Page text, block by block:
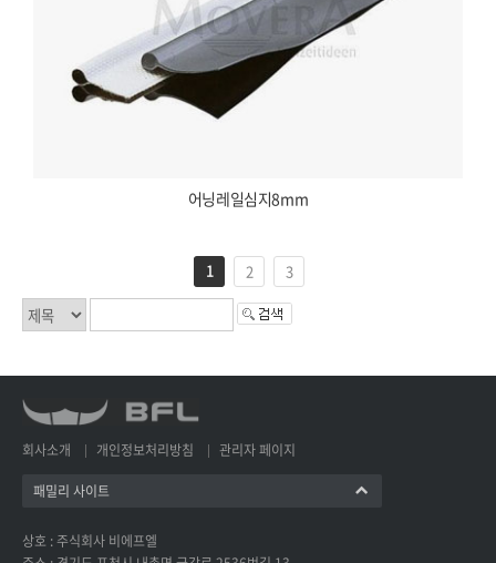
어닝레일심지8mm
1 2 3
회사소개 개인정보처리방침 관리자 페이지
패밀리 사이트
상호 : 주식회사 비에프엘